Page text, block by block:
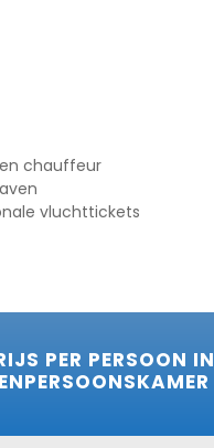
chauffeur
vluchttickets
PER PERSOON IN